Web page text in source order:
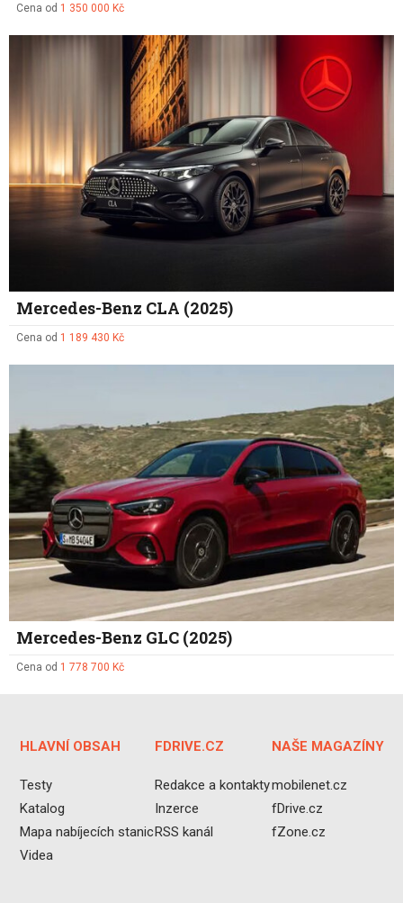
Cena od 1 350 000 Kč
Mercedes-Benz CLA (2025)
Cena od 1 189 430 Kč
Mercedes-Benz GLC (2025)
Cena od 1 778 700 Kč
HLAVNÍ OBSAH
Testy
Katalog
Mapa nabíjecích stanic
Videa
FDRIVE.CZ
Redakce a kontakty
Inzerce
RSS kanál
NAŠE MAGAZÍNY
mobilenet.cz
fDrive.cz
fZone.cz